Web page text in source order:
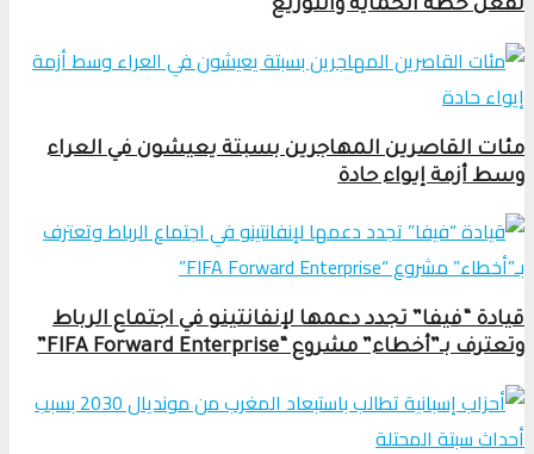
تفعّل خطة الحماية والتوزيع
مئات القاصرين المهاجرين بسبتة يعيشون في العراء
وسط أزمة إيواء حادة
قيادة “فيفا” تجدد دعمها لإنفانتينو في اجتماع الرباط
وتعترف بـ”أخطاء” مشروع “FIFA Forward Enterprise”